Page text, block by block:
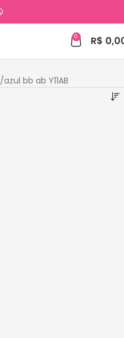
0 R$
azul bb ab Y11AB